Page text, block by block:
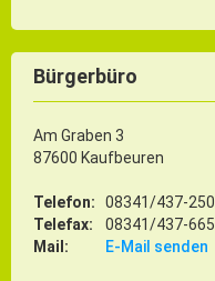
Bürgerbüro
Am Graben 3
87600 Kaufbeuren
Telefon:
08341/437-250
Telefax:
08341/437-665
Mail:
E-Mail senden